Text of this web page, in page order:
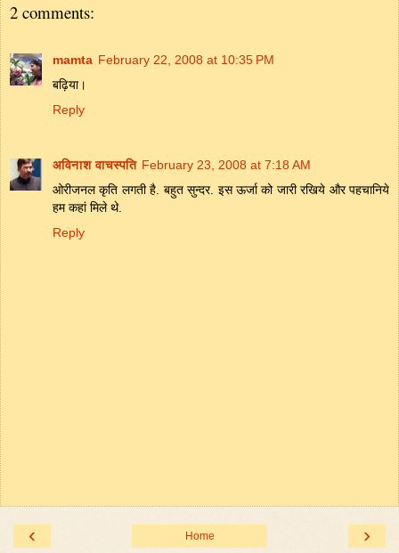
2 comments:
mamta February 22, 2008 at 10:35 PM
बढ़िया।
Reply
अविनाश वाचस्पति February 23, 2008 at 7:18 AM
ओरीजनल कृति लगती है. बहुत सुन्दर. इस ऊर्जा को जारी रखिये और पहचानिये
हम कहां मिले थे.
Reply
‹ ›
Home